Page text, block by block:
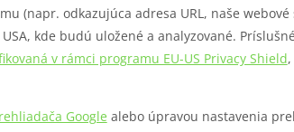
(napr. odkazujúca adresa URL, naše
kde budú uložené a analyzované.
v rámci programu EU-US Privacy Shield
Google alebo úpravou nastavenia